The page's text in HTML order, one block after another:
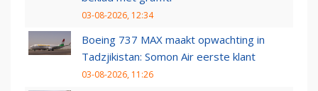
03-08-2026, 12:34
Boeing 737 MAX maakt opwachting in
Tadzjikistan: Somon Air eerste klant
03-08-2026, 11:26